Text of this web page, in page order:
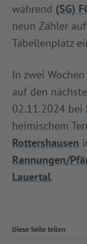
während (SG)
neun Zähler
Tabellenplatz
In zwei
auf den
02.11.2024 bei
heimischem
Rottershausen
Rannungen/
Lauertal.
Diese Seite teilen